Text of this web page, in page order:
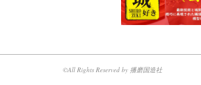
©All Rights Reserved by 播磨国造社